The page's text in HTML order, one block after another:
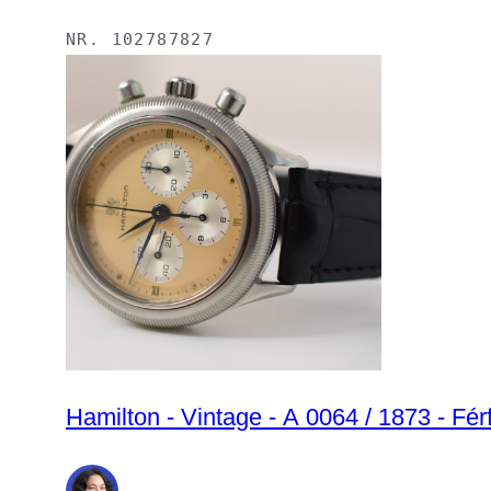
NR. 102787827
Hamilton - Vintage - A 0064 / 1873 -